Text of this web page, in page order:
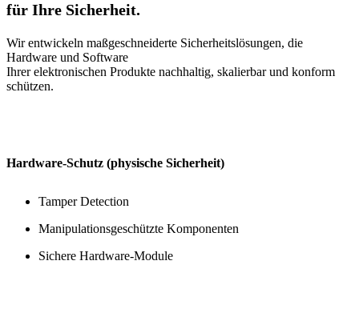
für Ihre Sicherheit.
Wir entwickeln maßgeschneiderte Sicherheitslösungen, die
Hardware und Software
Ihrer elektronischen Produkte nachhaltig, skalierbar und konform
schützen.
Hardware-Schutz (physische Sicherheit)
Tamper Detection
Manipulationsgeschützte Komponenten
Sichere Hardware-Module